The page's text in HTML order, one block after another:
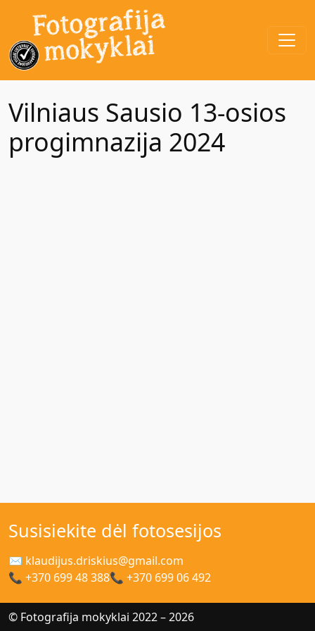
Vilniaus Sausio 13-osios
progimnazija 2024
Susisiekite dėl fotosesijos
✉ klaudijus.driskius@gmail.com
📞 +370 699 48 388📞 +370 699 06 492
© Fotografija mokyklai 2022 – 2026